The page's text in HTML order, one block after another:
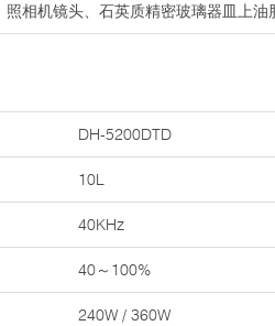
照相机镜头、石英质精密玻璃器皿上油
DH-5200DTD
10L
40KHz
40～100%
240W / 360W